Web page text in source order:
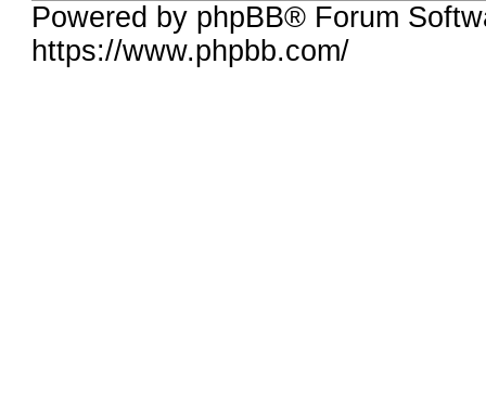
Powered by phpBB® Forum
https://www.phpbb.com/